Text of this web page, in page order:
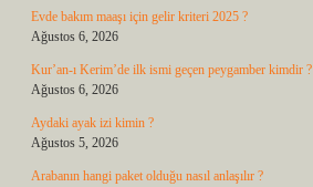
Evde bakım maaşı için gelir kriteri 2025 ?
Ağustos 6, 2026
Kur’an-ı Kerim’de ilk ismi geçen peygamber kimdir ?
Ağustos 6, 2026
Aydaki ayak izi kimin ?
Ağustos 5, 2026
Arabanın hangi paket olduğu nasıl anlaşılır ?